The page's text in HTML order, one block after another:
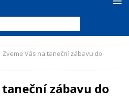
Zveme Vás na taneční zábavu do
zábavu do